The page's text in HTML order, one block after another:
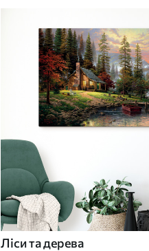
Ліси та дерева